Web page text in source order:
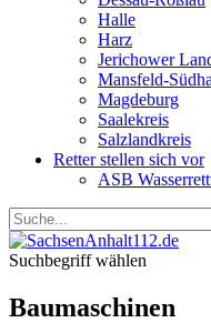
Halle
Harz
Jerichower
Mansfeld-
Magdeburg
Saalekreis
Salzlandkreis
Retter stellen sich vor
ASB
Suchbegriff wählen
Baumaschinen